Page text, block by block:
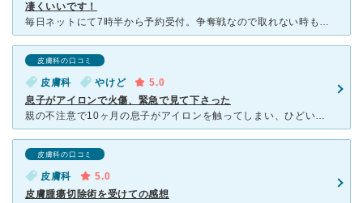
凄くいいです！
毎日ネットにて7時半から予約受付。争奪戦なので取れない時もありますが、キャンセルも出たりするので通院したい時はちょこちょこと予約サイトを覗いてみるといいと思います！ たくさんの患者さんが来る中で受付
皮膚科の口コミ
皮膚科 やけど
5.0
息子がアイロンで火傷、緊急で見て下さった
親の不注意で10ヶ月の息子がアイロンを触ってしまい、ひどい水膨れになったので受付終了間際に飛び込み受診。受付の方がすごく心配してくれ、5分も待たず最優先で呼んでくれました。幸い応急処置が早かったため大
皮膚科の口コミ
皮膚科
5.0
皮膚腫瘍切除術を受けての感想